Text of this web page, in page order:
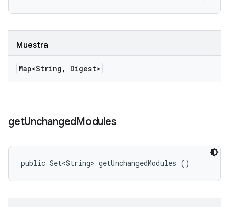
Muestra
Map<String , Digest>
getUnchangedModules
public Set<String> getUnchangedModules ()